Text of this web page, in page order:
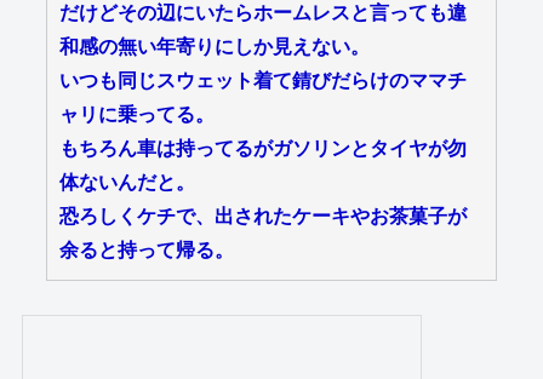
だけどその辺にいたらホームレスと言っても違
和感の無い年寄りにしか見えない。
いつも同じスウェット着て錆びだらけのママチ
ャリに乗ってる。
もちろん車は持ってるがガソリンとタイヤが勿
体ないんだと。
恐ろしくケチで、出されたケーキやお茶菓子が
余ると持って帰る。